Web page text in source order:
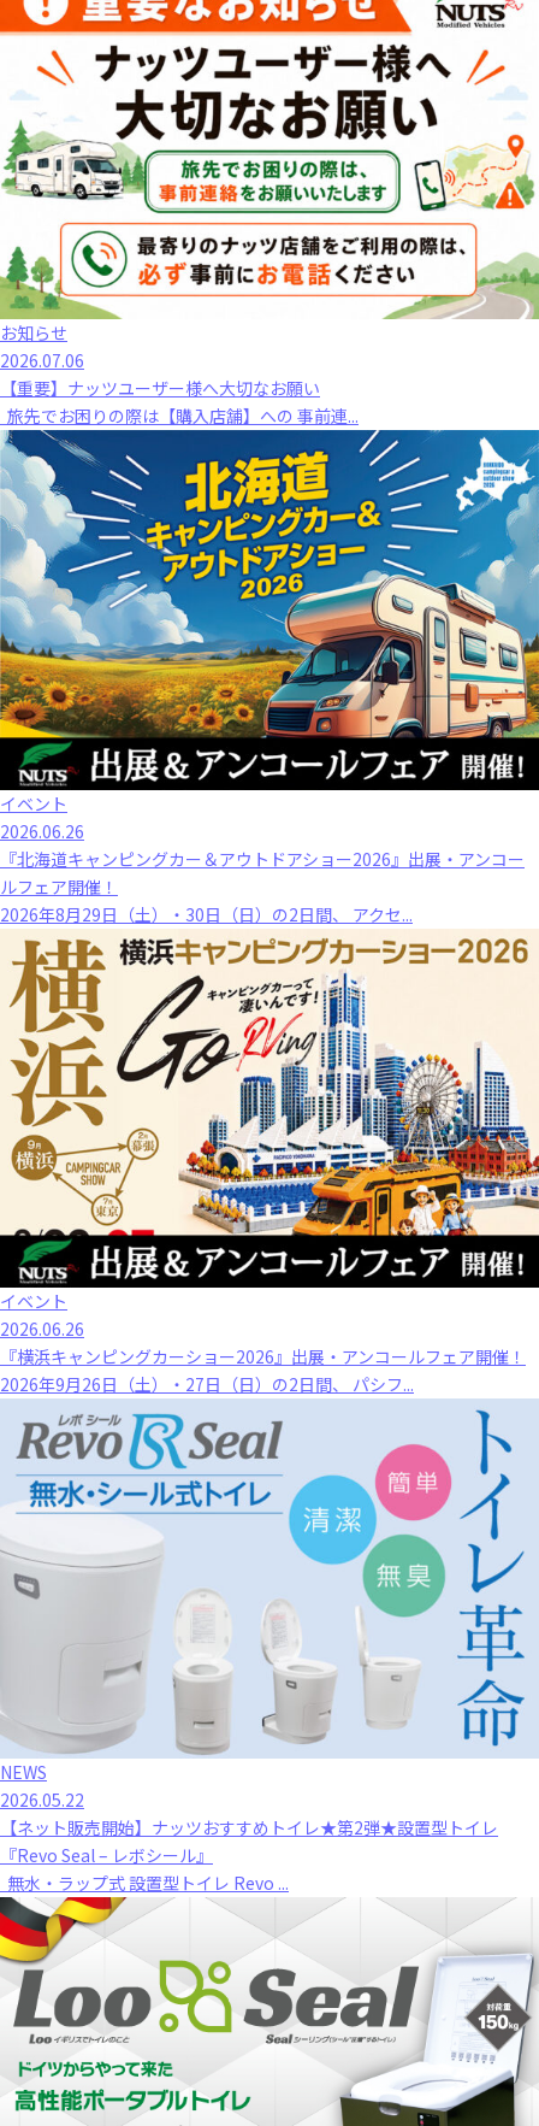
お知らせ
2026.07.06
【重要】ナッツユーザー様へ大切なお願い
旅先でお困りの際は【購入店舗】への 事前連...
イベント
2026.06.26
『北海道キャンピングカー＆アウトドアショー2026』出展・アンコー
ルフェア開催！
2026年8月29日（土）・30日（日）の2日間、 アクセ...
イベント
2026.06.26
『横浜キャンピングカーショー2026』出展・アンコールフェア開催！
2026年9月26日（土）・27日（日）の2日間、 パシフ...
NEWS
2026.05.22
【ネット販売開始】ナッツおすすめトイレ★第2弾★設置型トイレ
『Revo Seal – レボシール』
無水・ラップ式 設置型トイレ Revo ...